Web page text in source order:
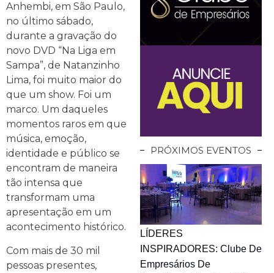
Anhembi, em São Paulo,
no último sábado,
durante a gravação do
novo DVD “Na Liga em
Sampa”, de Natanzinho
Lima, foi muito maior do
que um show. Foi um
marco. Um daqueles
momentos raros em que
música, emoção,
identidade e público se
encontram de maneira
tão intensa que
transformam uma
apresentação em um
acontecimento histórico.
Com mais de 30 mil
pessoas presentes,
PRÓXIMOS EVENTOS
LÍDERES
INSPIRADORES: Clube De
Empresários De